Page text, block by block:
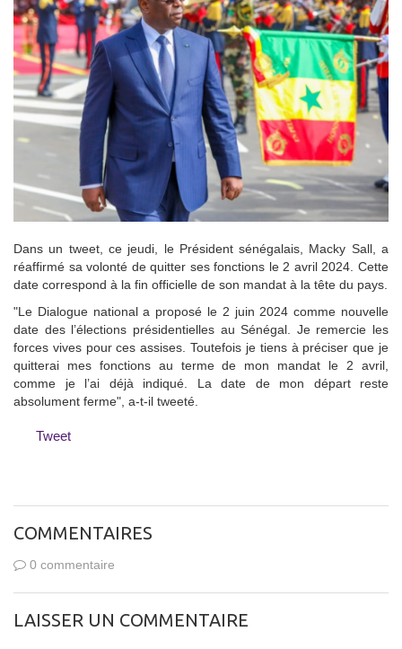
Dans un tweet, ce jeudi, le Président sénégalais, Macky Sall, a
réaffirmé sa volonté de quitter ses fonctions le 2 avril 2024. Cette
date correspond à la fin officielle de son mandat à la tête du pays.
"Le Dialogue national a proposé le 2 juin 2024 comme nouvelle
date des l’élections présidentielles au Sénégal. Je remercie les
forces vives pour ces assises. Toutefois je tiens à préciser que je
quitterai mes fonctions au terme de mon mandat le 2 avril,
comme je l’ai déjà indiqué. La date de mon départ reste
absolument ferme", a-t-il tweeté.
Tweet
COMMENTAIRES
0 commentaire
LAISSER UN COMMENTAIRE